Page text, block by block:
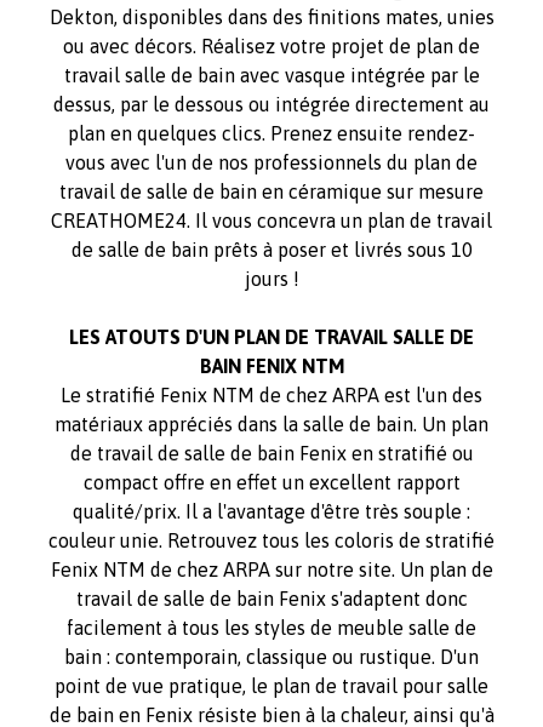
Dekton, disponibles dans des finitions mates, unies
ou avec décors. Réalisez votre projet de plan de
travail salle de bain avec vasque intégrée par le
dessus, par le dessous ou intégrée directement au
plan en quelques clics. Prenez ensuite rendez-
vous avec l'un de nos professionnels du plan de
travail de salle de bain en céramique sur mesure
CREATHOME24. Il vous concevra un plan de travail
de salle de bain prêts à poser et livrés sous 10
jours !
LES ATOUTS D'UN PLAN DE TRAVAIL SALLE DE
BAIN FENIX NTM
Le stratifié Fenix NTM de chez ARPA est l'un des
matériaux appréciés dans la salle de bain. Un plan
de travail de salle de bain Fenix en stratifié ou
compact offre en effet un excellent rapport
qualité/prix. Il a l'avantage d'être très souple :
couleur unie. Retrouvez tous les coloris de stratifié
Fenix NTM de chez ARPA sur notre site. Un plan de
travail de salle de bain Fenix s'adaptent donc
facilement à tous les styles de meuble salle de
bain : contemporain, classique ou rustique. D'un
point de vue pratique, le plan de travail pour salle
de bain en Fenix résiste bien à la chaleur, ainsi qu'à